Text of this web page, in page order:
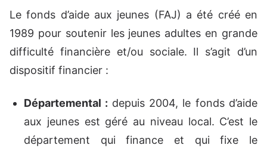
Le fonds d’aide aux jeunes (FAJ) a été créé en
1989 pour soutenir les jeunes adultes en grande
difficulté financière et/ou sociale. Il s’agit d’un
dispositif financier :
Départemental : depuis 2004, le fonds d’aide
aux jeunes est géré au niveau local. C’est le
département qui finance et qui fixe le